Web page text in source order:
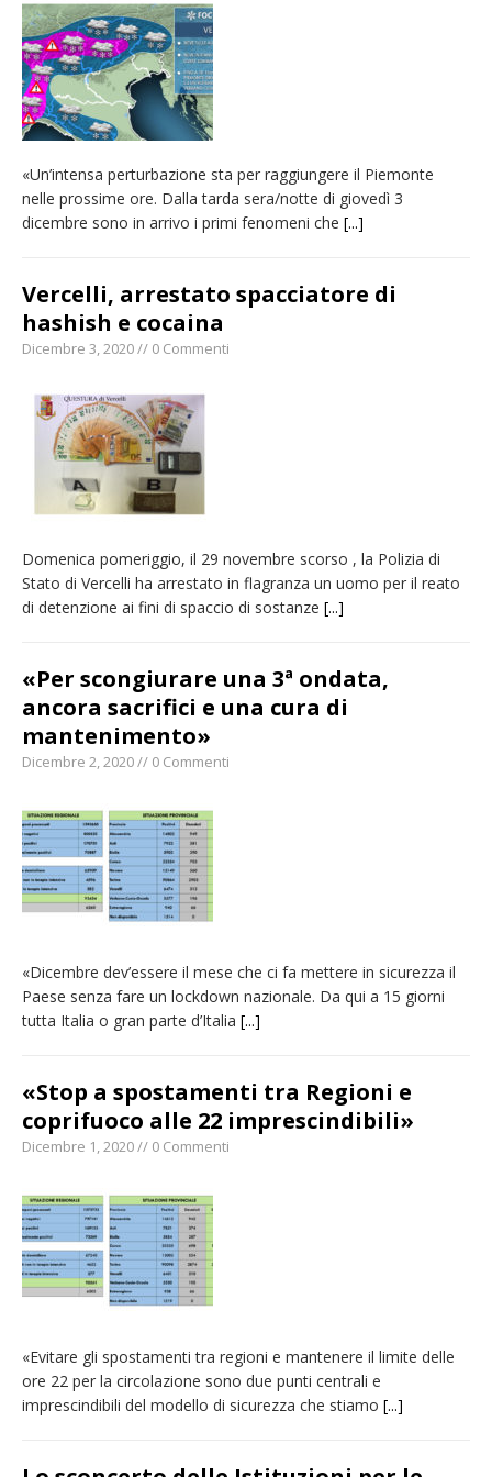
naturale per la siccità estrema e gli incendi
Crisi idrica: il Comune di Vercelli introduce
alcune limitazioni all’utilizzo dell’acqua
Incendio sul Monte Barone: si estende il
fronte. Evacuato il rifugio e chiusi tutti i
sentieri
Dieci anni fa l’ingresso a Vercelli
dell’arcivescovo mons. Marco Arnolfo
«Un’intensa perturbazione sta per raggiungere il Piemonte
nelle prossime ore. Dalla tarda sera/notte di giovedì 3
dicembre sono in arrivo i primi fenomeni che [...]
Vercelli, arrestato spacciatore di
hashish e cocaina
Dicembre 3, 2020 // 0 Commenti
Domenica pomeriggio, il 29 novembre scorso , la Polizia di
Stato di Vercelli ha arrestato in flagranza un uomo per il reato
di detenzione ai fini di spaccio di sostanze [...]
«Per scongiurare una 3ª ondata,
ancora sacrifici e una cura di
mantenimento»
Dicembre 2, 2020 // 0 Commenti
«Dicembre dev’essere il mese che ci fa mettere in sicurezza il
Paese senza fare un lockdown nazionale. Da qui a 15 giorni
tutta Italia o gran parte d’Italia [...]
«Stop a spostamenti tra Regioni e
coprifuoco alle 22 imprescindibili»
Dicembre 1, 2020 // 0 Commenti
«Evitare gli spostamenti tra regioni e mantenere il limite delle
ore 22 per la circolazione sono due punti centrali e
imprescindibili del modello di sicurezza che stiamo [...]